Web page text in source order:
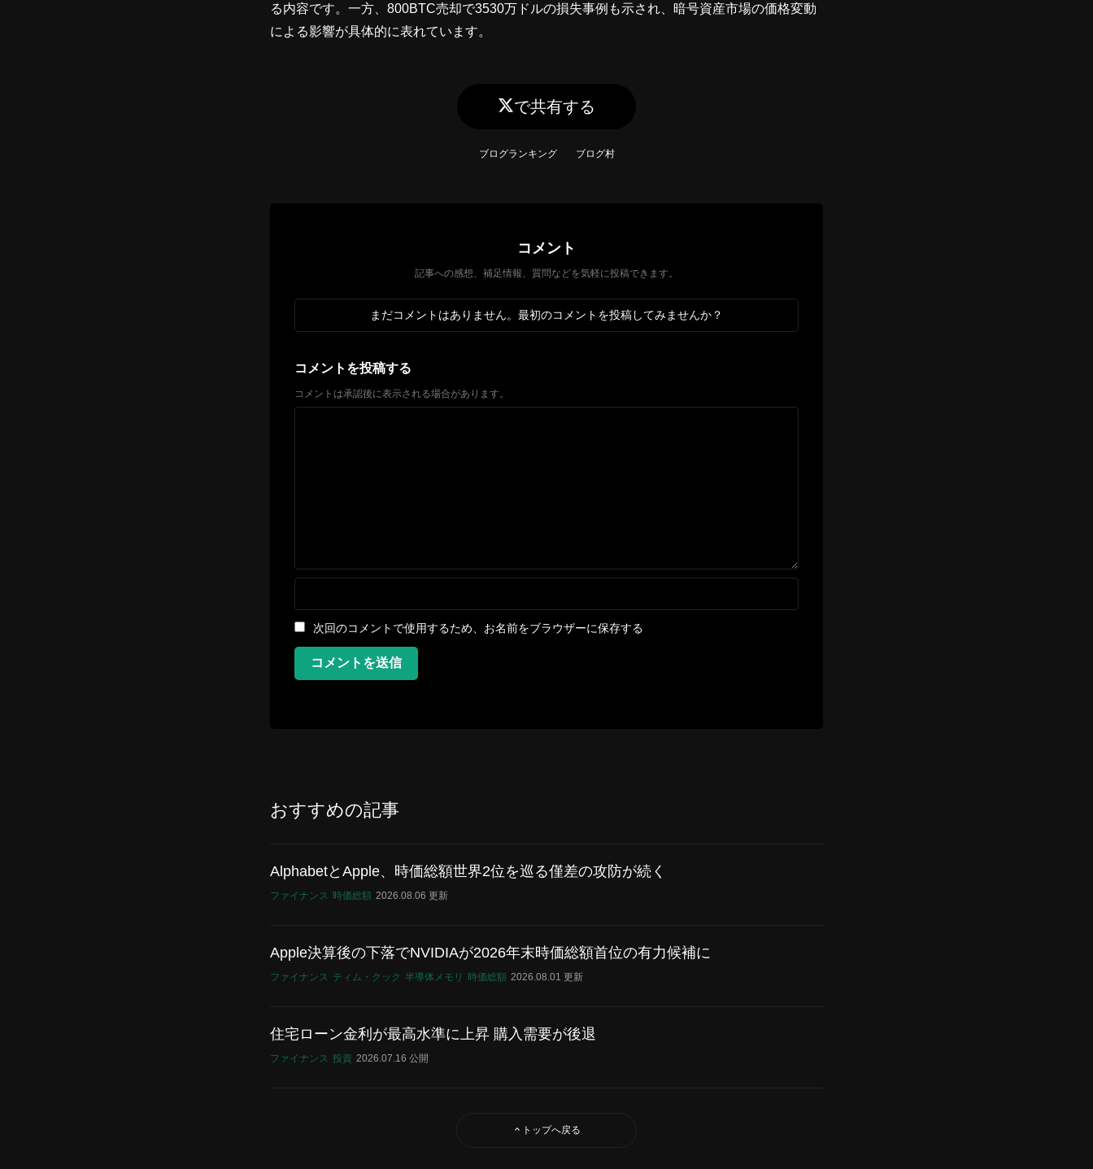
る内容です。一方、800BTC売却で3530万ドルの損失事例も示され、暗号資産市場の価格変動
による影響が具体的に表れています。
で共有する
ブログランキング ブログ村
コメント
記事への感想、補足情報、質問などを気軽に投稿できます。
まだコメントはありません。最初のコメントを投稿してみませんか？
コメントを投稿する
コメントは承認後に表示される場合があります。
次回のコメントで使用するため、お名前をブラウザーに保存する
コメントを送信
おすすめの記事
AlphabetとApple、時価総額世界2位を巡る僅差の攻防が続く
ファイナンス 時価総額 2026.08.06 更新
Apple決算後の下落でNVIDIAが2026年末時価総額首位の有力候補に
ファイナンス ティム・クック 半導体メモリ 時価総額 2026.08.01 更新
住宅ローン金利が最高水準に上昇 購入需要が後退
ファイナンス 投資 2026.07.16 公開
トップへ戻る